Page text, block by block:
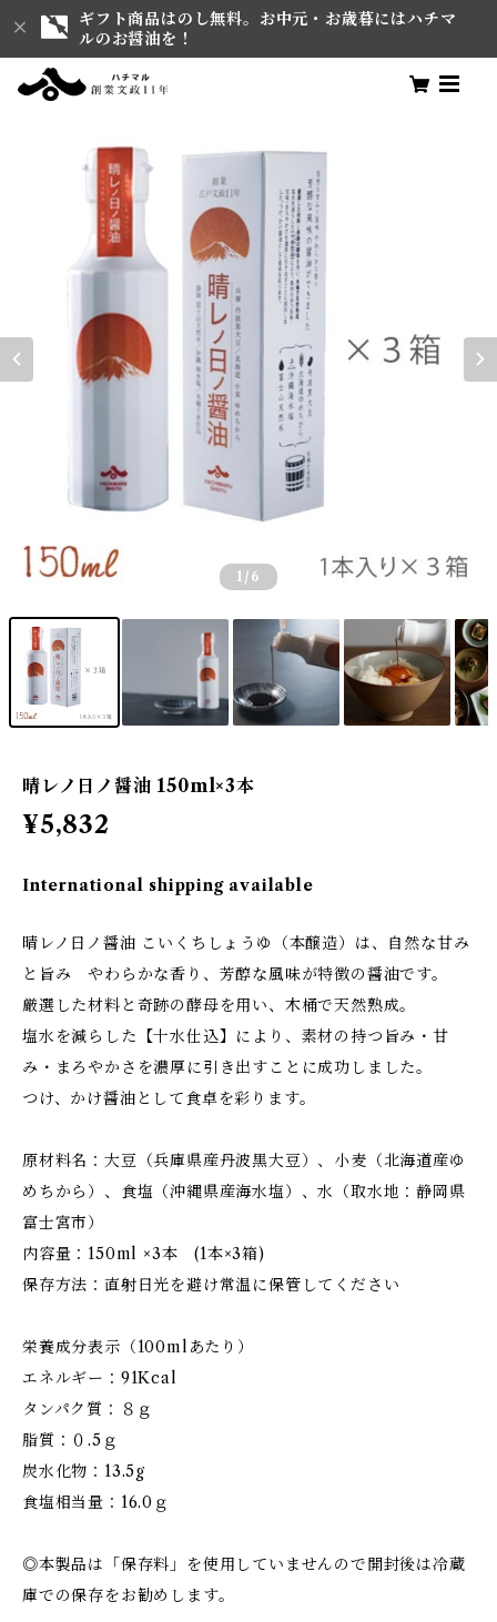
ギフト商品はのし無料。お中元・お歳暮にはハチマ
ルのお醤油を！
1 /6
晴レノ日ノ醤油 150ml×3本
¥5,832
International shipping available
晴レノ日ノ醤油 こいくちしょうゆ（本醸造）は、自然な甘み
と旨み やわらかな香り、芳醇な風味が特徴の醤油です。
厳選した材料と奇跡の酵母を用い、木桶で天然熟成。
塩水を減らした【十水仕込】により、素材の持つ旨み・甘
み・まろやかさを濃厚に引き出すことに成功しました。
つけ、かけ醤油として食卓を彩ります。
原材料名：大豆（兵庫県産丹波黒大豆）、小麦（北海道産ゆ
めちから）、食塩（沖縄県産海水塩）、水（取水地：静岡県
富士宮市）
内容量：150ml ×3本 (1本×3箱)
保存方法：直射日光を避け常温に保管してください
栄養成分表示（100mlあたり）
エネルギー：91Kcal
タンパク質：８ｇ
脂質：０.5ｇ
炭水化物：13.5g
食塩相当量：16.0ｇ
◎本製品は「保存料」を使用していませんので開封後は冷蔵
庫での保存をお勧めします。